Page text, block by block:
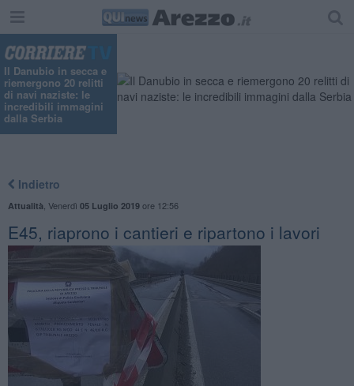
Il Danubio in secca e
riemergono 20 relitti
di navi naziste: le
incredibili immagini
dalla Serbia
Indietro
Attualità Venerdì 05 Luglio 2019ore 12:56
​E45, riaprono i cantieri e ripartono i lavori